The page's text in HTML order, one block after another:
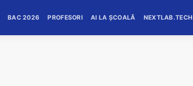
BAC 2026 PROFESORI AI LA ȘCOALĂ NEXTLAB.TECH